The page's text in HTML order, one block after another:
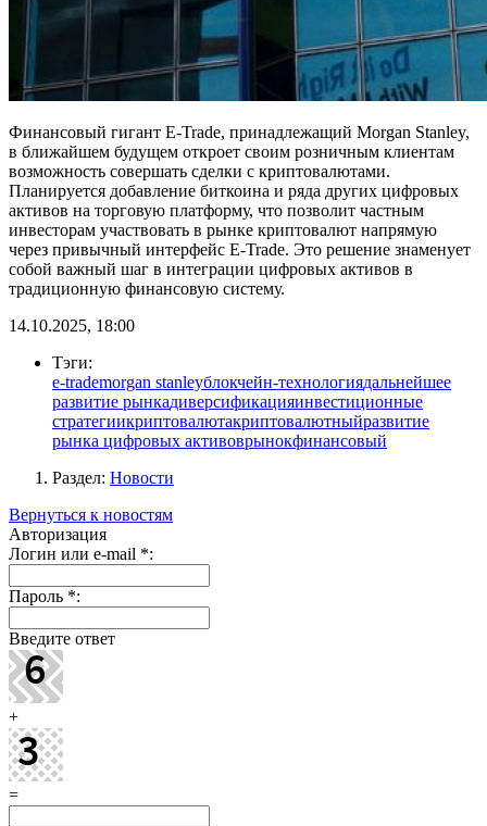
Финансовый гигант E-Trade, принадлежащий Morgan Stanley,
в ближайшем будущем откроет своим розничным клиентам
возможность совершать сделки с криптовалютами.
Планируется добавление биткоина и ряда других цифровых
активов на торговую платформу, что позволит частным
инвесторам участвовать в рынке криптовалют напрямую
через привычный интерфейс E-Trade. Это решение знаменует
собой важный шаг в интеграции цифровых активов в
традиционную финансовую систему.
14.10.2025, 18:00
Тэги:
e-trademorgan stanleyблокчейн-технологиядальнейшее
развитие рынкадиверсификацияинвестиционные
стратегиикриптовалютакриптовалютныйразвитие
рынка цифровых активоврынокфинансовый
Раздел: Новости
Вернуться к новостям
Авторизация
Логин или e-mail *:
Пароль *:
Введите ответ
+
=